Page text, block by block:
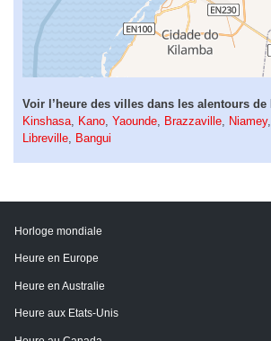
Voir l’heure des villes dans les alentours de
Kinshasa, Kano, Yaounde, Brazzaville, Niamey,
Libreville, Bangui
Horloge mondiale
Heure en Europe
Heure en Australie
Heure aux Etats-Unis